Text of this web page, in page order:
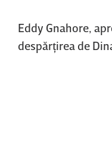
Eddy Gnahore,
despărţirea de